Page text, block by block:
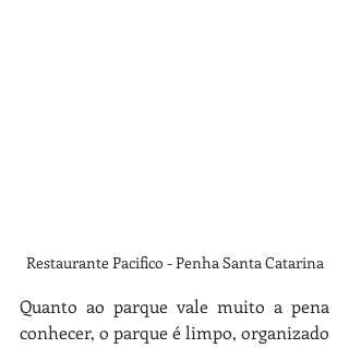
Restaurante Pacifico - Penha Santa Catarina
Quanto ao parque vale muito a pena
conhecer, o parque é limpo, organizado